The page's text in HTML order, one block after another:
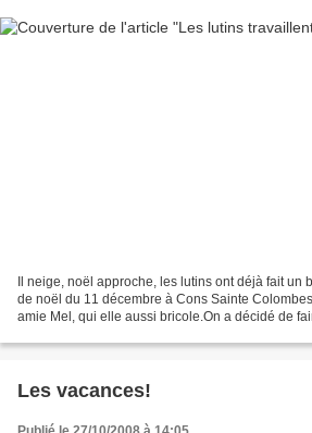
Il neige, noël approche, les lutins ont déjà fait un
de noël du 11 décembre à Cons Sainte
amie Mel, qui elle aussi bricole.On a décidé de
Les vacances!